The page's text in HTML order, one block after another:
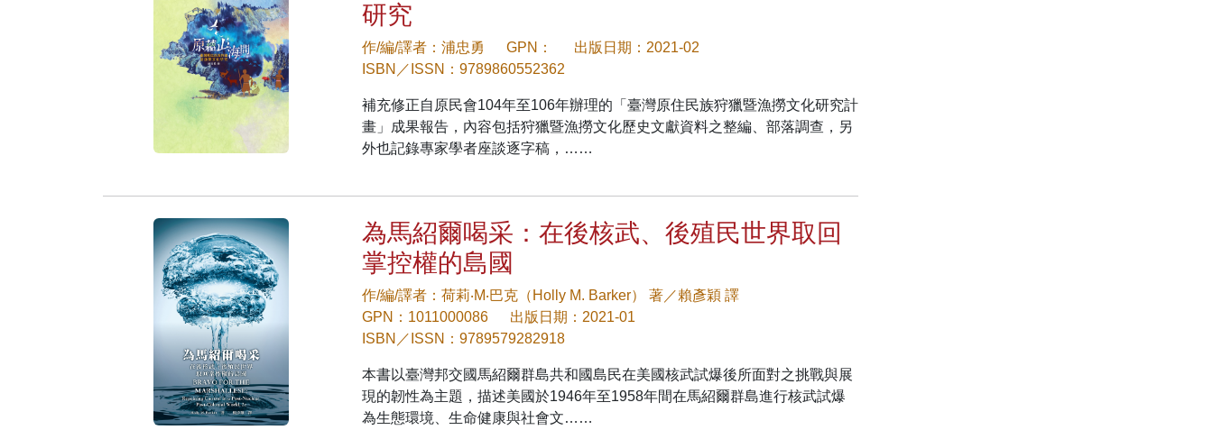
研究
作/編/譯者：浦忠勇 GPN：
出版日期：2021-02
ISBN／ISSN：9789860552362
補充修正自原民會104年至106年辦理的「臺灣原住民族狩獵暨漁撈文化研究計
畫」成果報告，內容包括狩獵暨漁撈文化歷史文獻資料之整編、部落調查，另
外也記錄專家學者座談逐字稿，……
為馬紹爾喝采：在後核武、後殖民世界取回
掌控權的島國
作/編/譯者：荷莉‧M‧巴克（Holly M. Barker） 著／賴彥穎 譯
GPN：1011000086
出版日期：2021-01
ISBN／ISSN：9789579282918
本書以臺灣邦交國馬紹爾群島共和國島民在美國核武試爆後所面對之挑戰與展
現的韌性為主題，描述美國於1946年至1958年間在馬紹爾群島進行核武試爆
為生態環境、生命健康與社會文……